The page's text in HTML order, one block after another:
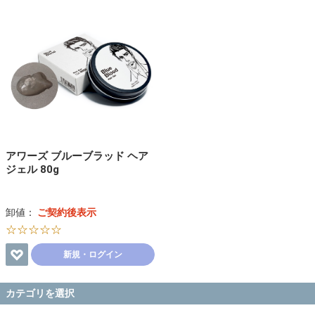
カテゴリを選択
アワーズ ブルーブラッド ヘア
ジェル 80g
卸値： ご契約後表示
☆☆☆☆☆
新規・ログイン